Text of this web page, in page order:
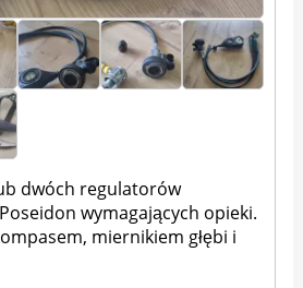
dwóch regulatorów
wymagających opieki.
miernikiem głębi i